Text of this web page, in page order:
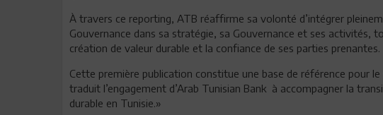
À travers ce reporting, ATB réaffirme sa volonté d’intégrer
Gouvernance dans sa stratégie, sa Gouvernance et ses activités,
création de valeur durable et la confiance de ses parties prenantes.
Cette première publication constitue une base de référence pour
traduit l’engagement d’Arab Tunisian Bank à accompagner la
durable en Tunisie.»